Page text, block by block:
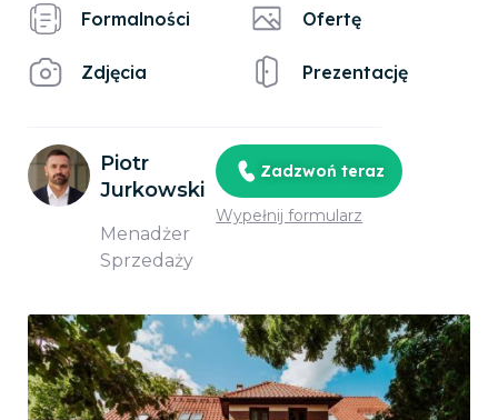
Formalności
Zdjęcia
Ofertę
Prezentację
Piotr
Jurkowski
Menadżer
Sprzedaży
Zadzwoń teraz
Wypełnij formularz